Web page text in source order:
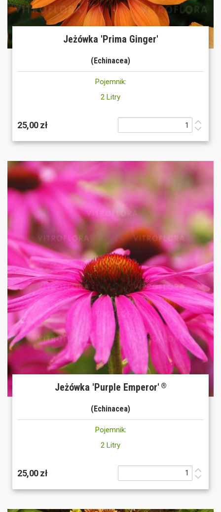
Jeżówka 'Prima Ginger'
(Echinacea)
Pojemnik:
2 Litry
25,00 zł
Jeżówka 'Purple Emperor' ®
(Echinacea)
Pojemnik:
2 Litry
25,00 zł